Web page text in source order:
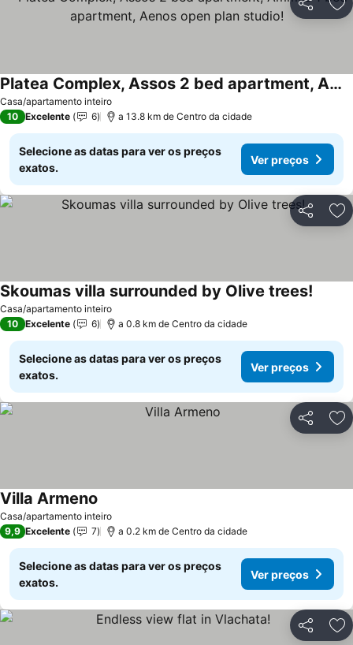
Partilhar
Casa/apartamento inteiro
Platea Complex, Assos 2 bed apartment, Ammes 1 bed apartment, Aenos open plan studio!
10 Excelente 6 a 13.8 km de Centro da cidade
Selecione as datas para ver os preços
exatos.
Ver preços
Partilhar
Casa/apartamento inteiro
Skoumas villa surrounded by Olive trees!
10 Excelente 6 a 0.8 km de Centro da cidade
Selecione as datas para ver os preços
exatos.
Ver preços
Partilhar
Casa/apartamento inteiro
Villa Armeno
9,9 Excelente 7 a 0.2 km de Centro da cidade
Selecione as datas para ver os preços
exatos.
Ver preços
Partilhar